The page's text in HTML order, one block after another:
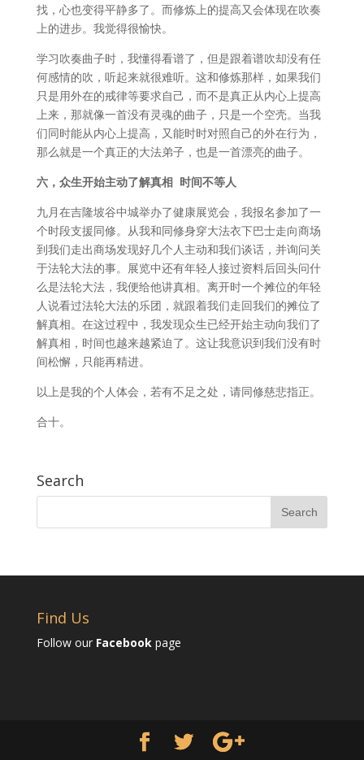
找，心也变得平静多了。而修炼上的提高又会体现在吹奏
上的进步。我觉得很愉快。
学习吹奏曲子时，我懂得看谱了，但是跟着谱吹却没有任
何感情的吹，听起来就很难听。这和修炼那样，如果我们
只是用外在的戒律等要求自己，而不是真正从内心上提高
上来，那就像一首没有灵魂的曲子，只是一个空壳。当我
们同时能从内心上提高，又能时时对照自己的外在行为，
那么就是一个真正的大法弟子，也是一首漂亮的曲子。
六，众生开始主动了解真相 时间不等人
九月在吉隆坡谷中城举办了健康展览会，我报名参加了一
个时段支援同修。从我和同修身穿大法衣下巴士走向商场
到我们走出商场发现好几个人主动和我们谈话，并询问关
于法轮大法的事。展览中还有年轻人接过资料后回头问什
么是法轮大法，我便给他讲真相。离开时一个摊位的年轻
人说看过法轮大法的乐团，就跟着我们走回我们的摊位了
解真相。在这过程中，我发现众生已经开始主动向我们了
解真相，时间也越来越紧迫了。这让我意识到我们没有时
间松懈，只能再精进。
以上是我的个人体会，若有不足之处，请同修慈悲指正。
合十。
Search
Find Us
Follow our Facebookpage